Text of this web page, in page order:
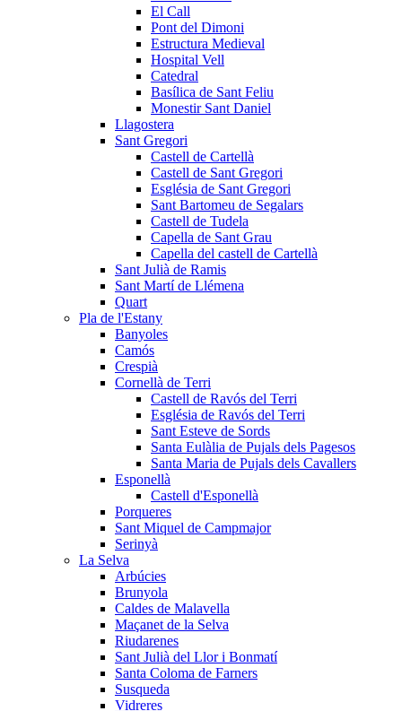
El Call
Pont del Dimoni
Estructura Medieval
Hospital Vell
Catedral
Basílica de Sant Feliu
Monestir Sant Daniel
Llagostera
Sant Gregori
Castell de Cartellà
Castell de Sant Gregori
Església de Sant Gregori
Sant Bartomeu de Segalars
Castell de Tudela
Capella de Sant Grau
Capella del castell de Cartellà
Sant Julià de Ramis
Sant Martí de Llémena
Quart
Pla de l'Estany
Banyoles
Camós
Crespià
Cornellà de Terri
Castell de Ravós del Terri
Església de Ravós del Terri
Sant Esteve de Sords
Santa Eulàlia de Pujals dels Pagesos
Santa Maria de Pujals dels Cavallers
Esponellà
Castell d'Esponellà
Porqueres
Sant Miquel de Campmajor
Serinyà
La Selva
Arbúcies
Brunyola
Caldes de Malavella
Maçanet de la Selva
Riudarenes
Sant Julià del Llor i Bonmatí
Santa Coloma de Farners
Susqueda
Vidreres